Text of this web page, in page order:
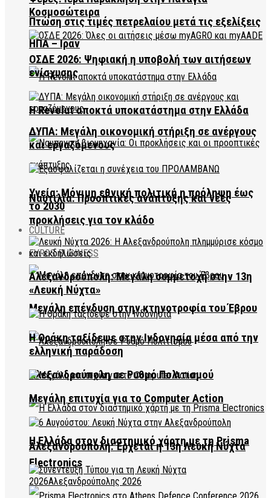
Πτώση στις τιμές πετρελαίου μετά τις εξελίξεις
ΗΠΑ – Ιράν
Η Revolut αποκτά υποκατάστημα στην Ελλάδα
Ναυτιλία: Προοπτικές ανάπτυξης και νέες
προκλήσεις για τον κλάδο
EVROS BUSINESS
Μεγάλη επένδυση στην κτηνοτροφία του Έβρου
Αλεξανδρούπολη σε Ρυθμό Πολιτισμού
Η Ελλάδα στον διαστημικό χάρτη με τη Prisma
Electronics
Κοσμοσώτειρα
ΟΣΔΕ 2026: Ψηφιακή η υποβολή των αιτήσεων
ενίσχυσης
ΔΥΠΑ: Μεγάλη οικονομική στήριξη σε ανέργους
και εργαζόμενους
Υγεία: Μόνιμη εθνική πολιτική η πρόληψη έως
το 2030
CULTURE
Αλεξανδρούπολη: Μεγάλη συμμετοχή στην 13η
«Λευκή Νύχτα»
Η Θράκη ταξίδεψε στην Ινδονησία μέσα από την
ελληνική παράδοση
Μεγάλη επιτυχία για το Computer Action
Αλεξανδρούπολη: Έρχεται η 13η Λευκή Νύχτα